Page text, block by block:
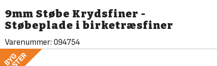
9mm Støbe Krydsfiner -
Støbeplade i birketræsfiner
Varenummer: 094754